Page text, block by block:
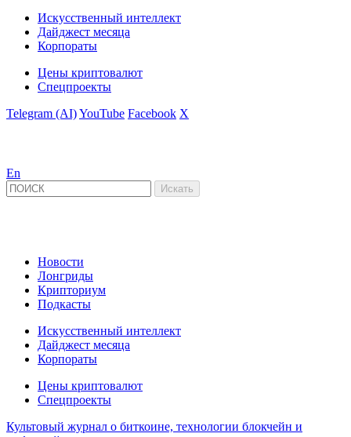
Искусственный интеллект
Дайджест месяца
Корпораты
Цены криптовалют
Спецпроекты
Telegram (AI)YouTube Facebook X
En
Новости
Лонгриды
Крипториум
Подкасты
Искусственный интеллект
Дайджест месяца
Корпораты
Цены криптовалют
Спецпроекты
Культовый журнал о биткоине, технологии блокчейн и